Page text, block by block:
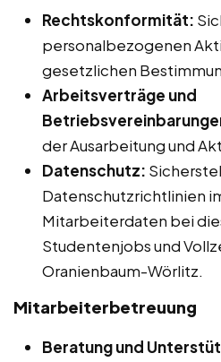
Rechtskonformität:
personalbezogenen
gesetzlichen
Arbeitsverträge und
der Ausarbeitung und
Datenschutz:
Datenschutzrichtlinien
Mitarbeiterdaten bei
Studentenjobs und
Oranienbaum-Wörlitz.
Mitarbeiterbetreuung
Beratung und